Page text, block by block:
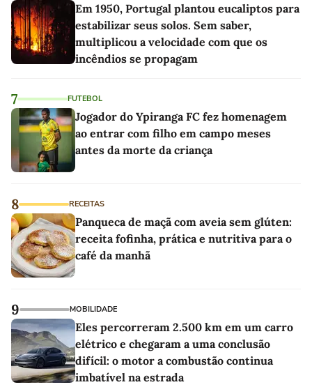
Em 1950, Portugal plantou eucaliptos para
estabilizar seus solos. Sem saber,
multiplicou a velocidade com que os
incêndios se propagam
7 FUTEBOL
Jogador do Ypiranga FC fez homenagem
ao entrar com filho em campo meses
antes da morte da criança
8 RECEITAS
Panqueca de maçã com aveia sem glúten:
receita fofinha, prática e nutritiva para o
café da manhã
9 MOBILIDADE
Eles percorreram 2.500 km em um carro
elétrico e chegaram a uma conclusão
difícil: o motor a combustão continua
imbatível na estrada